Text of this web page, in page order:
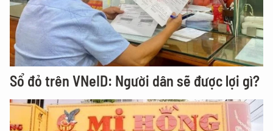
Sổ đỏ trên VNeID: Người dân sẽ được lợi gì?